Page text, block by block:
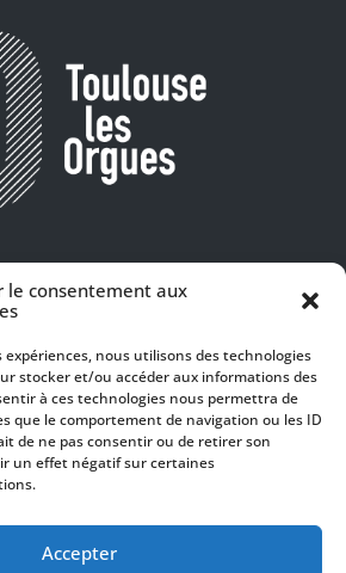
le consentement aux
nous utilisons des technologies
stocker et/ou accéder aux informations des
à ces technologies nous permettra de
que le comportement de navigation ou les ID
de ne pas consentir ou de retirer son
un effet négatif sur certaines
Accepter